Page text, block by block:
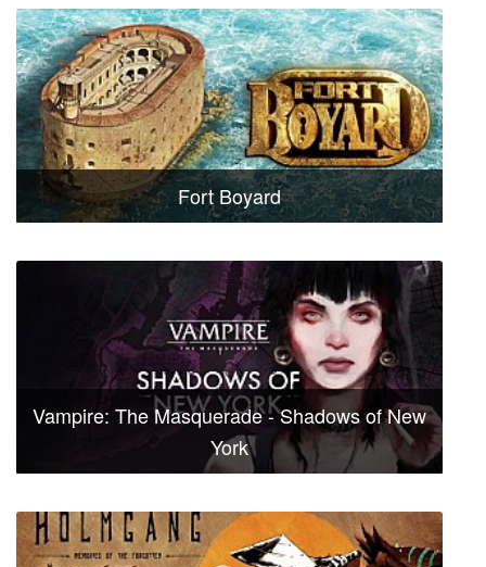
Fort Boyard
Vampire: The Masquerade - Shadows of New
York